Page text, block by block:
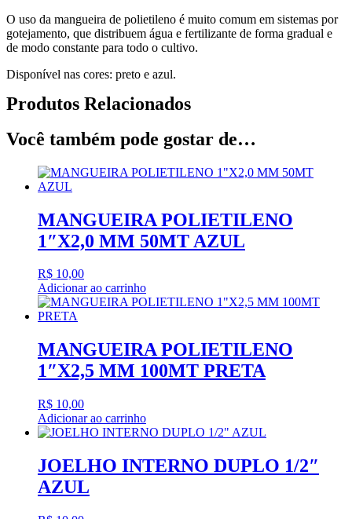
O uso da mangueira de polietileno é muito comum em sistemas por
gotejamento, que distribuem água e fertilizante de forma gradual e
de modo constante para todo o cultivo.
Disponível nas cores: preto e azul.
Produtos Relacionados
Você também pode gostar de…
MANGUEIRA POLIETILENO
1″X2,0 MM 50MT AZUL
R$ 10,00
Adicionar ao carrinho
MANGUEIRA POLIETILENO
1″X2,5 MM 100MT PRETA
R$ 10,00
Adicionar ao carrinho
JOELHO INTERNO DUPLO 1/2″
AZUL